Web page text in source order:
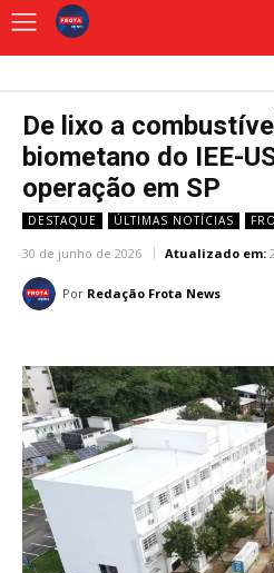
De lixo a
biometano do IEE-
operação em SP
DESTAQUE ÚLTIMAS NOTÍCIAS
30 de junho de 2026 Atualizado em:
Por Redação Frota News